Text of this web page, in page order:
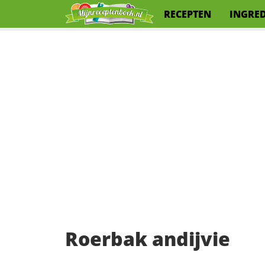
RECEPTEN
Roerbak andijvie